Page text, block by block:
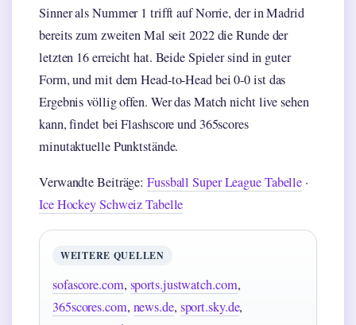
Sinner als Nummer 1 trifft auf Norrie, der in Madrid
bereits zum zweiten Mal seit 2022 die Runde der
letzten 16 erreicht hat. Beide Spieler sind in guter
Form, und mit dem Head-to-Head bei 0-0 ist das
Ergebnis völlig offen. Wer das Match nicht live sehen
kann, findet bei Flashscore und 365scores
minutaktuelle Punktstände.
Verwandte Beiträge:Fussball Super League Tabelle ·
Ice Hockey Schweiz Tabelle
WEITERE QUELLEN
sofascore.com, sports.justwatch.com,
365scores.com, news.de, sport.sky.de,